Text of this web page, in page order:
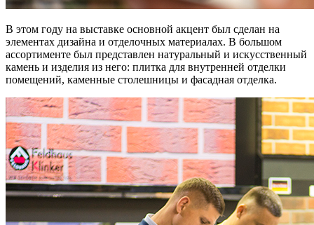
В этом году на выставке основной акцент был сделан на
элементах дизайна и отделочных материалах. В большом
ассортименте был представлен натуральный и искусственный
камень и изделия из него: плитка для внутренней отделки
помещений, каменные столешницы и фасадная отделка.